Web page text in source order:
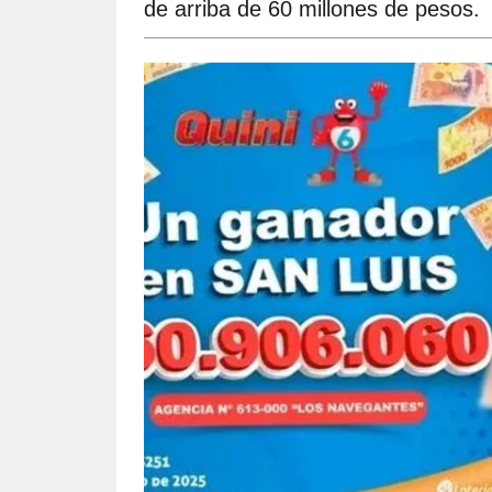
de arriba de 60 millones de pesos.